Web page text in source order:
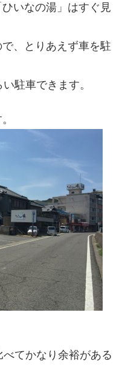
いなの湯」はすぐ見
、とりあえず車を駐
駐車できます。
てかなり余裕がある